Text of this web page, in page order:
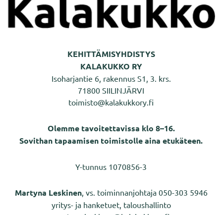
KEHITTÄMISYHDISTYS
KALAKUKKO RY
Isoharjantie 6, rakennus S1, 3. krs.
71800 SIILINJÄRVI
toimisto@kalakukkory.fi
Olemme tavoitettavissa klo 8–16.
Sovithan tapaamisen toimistolle aina etukäteen.
Y-tunnus 1070856-3
Martyna Leskinen, vs. toiminnanjohtaja 050-303 5946
yritys- ja hanketuet, taloushallinto